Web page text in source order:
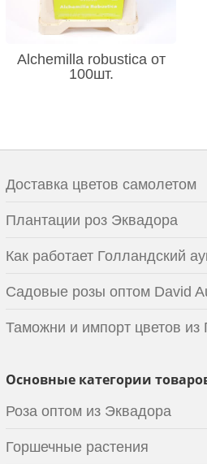
Alchemilla robustica от
100шт.
Доставка цветов самолетом
Плантации роз Эквадора
Как работает Голландский
Садовые розы оптом David
Таможни и импорт цветов из
Основные категории
Роза оптом из Эквадора
Горшечные растения